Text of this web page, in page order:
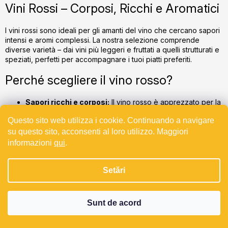
Questo sito web utilizza i cookie. Continuando a navigare
su questo sito, acconsenti al loro utilizzo. Maggiori
informazioni qui.
Setări
Sunt de acord
t
o
l
u
l
l
s
ă
r
l
o
Vini Rossi – Corposi, Ricchi e Aromatici
I vini rossi sono ideali per gli amanti del vino che cercano sapori
intensi e aromi complessi. La nostra selezione comprende
diverse varietà – dai vini più leggeri e fruttati a quelli strutturati e
speziati, perfetti per accompagnare i tuoi piatti preferiti.
Perché scegliere il vino rosso?
Sapori ricchi e corposi:Il vino rosso è apprezzato per la
Perfetto con il cibo: Si abbina perfettamente a carne,
formaggi, piatti sostanziosi e speziati.
Ampia varietà:
Come scegliere il vino rosso?
In base al gusto:Scegli tra vini leggeri e fruttati o vini più
intensi e speziati, in base alle tue preferenze.